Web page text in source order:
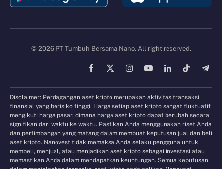
© 2026 PT Tumbuh Bersama Nano. All right reserved.
Facebook
X
InstagramYouTubeLinkedInTikTok
Disclaimer: Perdagangan aset kripto merupakan aktivitas transaksi
finansial yang berisiko tinggi. Harga setiap aset kripto sangat fluktuatif
mengikuti harga pasar, dimana harga aset kripto dapat berubah secara
signifikan dari waktu ke waktu. Pastikan Anda menggunakan riset Anda
dan pertimbangan yang matang dalam membuat keputusan jual dan beli
aset kripto. Nanovest tidak memaksa Anda selaku pengguna untuk
membeli, menjual, atau menjadikan aset kripto sebagai investasi atau
memastikan Anda dalam mendapatkan keuntungan. Semua keputusan